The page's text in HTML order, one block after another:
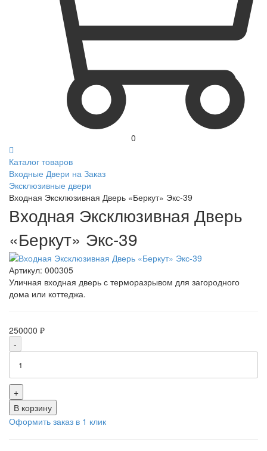
0
Каталог товаров
Входные Двери на Заказ
Эксклюзивные двери
Входная Эксклюзивная Дверь «Беркут» Экс-39
Входная Эксклюзивная Дверь
«Беркут» Экс-39
Артикул: 000305
Уличная входная дверь с терморазрывом для загородного
дома или коттеджа.
250000 ₽
-
+
В корзину
Оформить заказ в 1 клик